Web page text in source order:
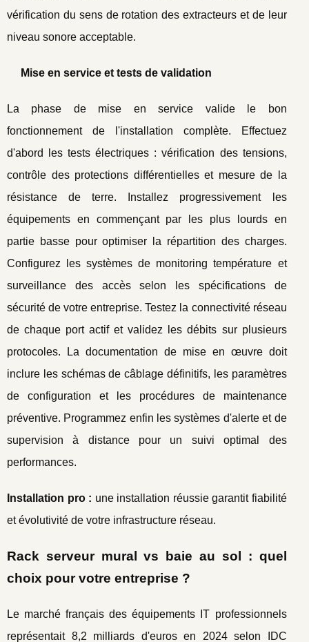
vérification du sens de rotation des extracteurs et de leur
niveau sonore acceptable.
Mise en service et tests de validation
La phase de mise en service valide le bon
fonctionnement de l'installation complète. Effectuez
d'abord les tests électriques : vérification des tensions,
contrôle des protections différentielles et mesure de la
résistance de terre. Installez progressivement les
équipements en commençant par les plus lourds en
partie basse pour optimiser la répartition des charges.
Configurez les systèmes de monitoring température et
surveillance des accès selon les spécifications de
sécurité de votre entreprise. Testez la connectivité réseau
de chaque port actif et validez les débits sur plusieurs
protocoles. La documentation de mise en œuvre doit
inclure les schémas de câblage définitifs, les paramètres
de configuration et les procédures de maintenance
préventive. Programmez enfin les systèmes d'alerte et de
supervision à distance pour un suivi optimal des
performances.
Installation pro : une installation réussie garantit fiabilité
et évolutivité de votre infrastructure réseau.
Rack serveur mural vs baie au sol : quel
choix pour votre entreprise ?
Le marché français des équipements IT professionnels
représentait 8,2 milliards d'euros en 2024 selon IDC